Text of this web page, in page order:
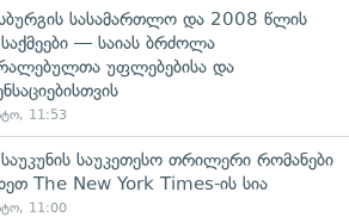
სასამართლო და 2008 წლის
— საიას ბრძოლა
უფლებებისა და
11:53
საუკეთესო თრილერი რომანები
The New York Times-ის სია
11:00